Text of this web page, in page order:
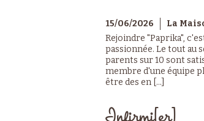
15/06/2026 La
Rejoindre "Paprika",
passionnée. Le tout au
parents sur 10 sont
membre d'une équipe
être des en [...]
Infirmi[er]